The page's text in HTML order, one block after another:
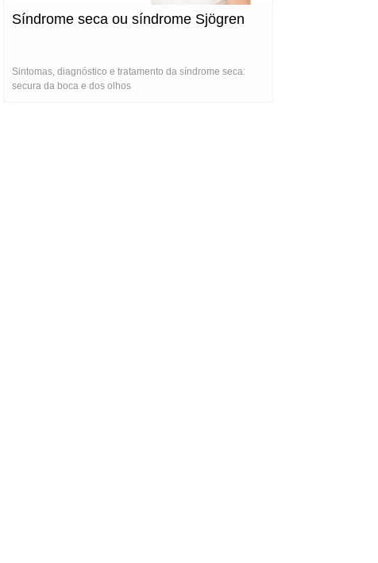
Síndrome seca ou síndrome Sjögren
Sintomas, diagnóstico e tratamento da síndrome seca:
secura da boca e dos olhos